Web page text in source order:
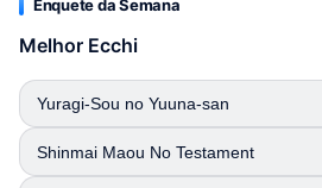
Enquete da Semana
Melhor Ecchi
Yuragi-Sou no Yuuna-san
Shinmai Maou No Testament